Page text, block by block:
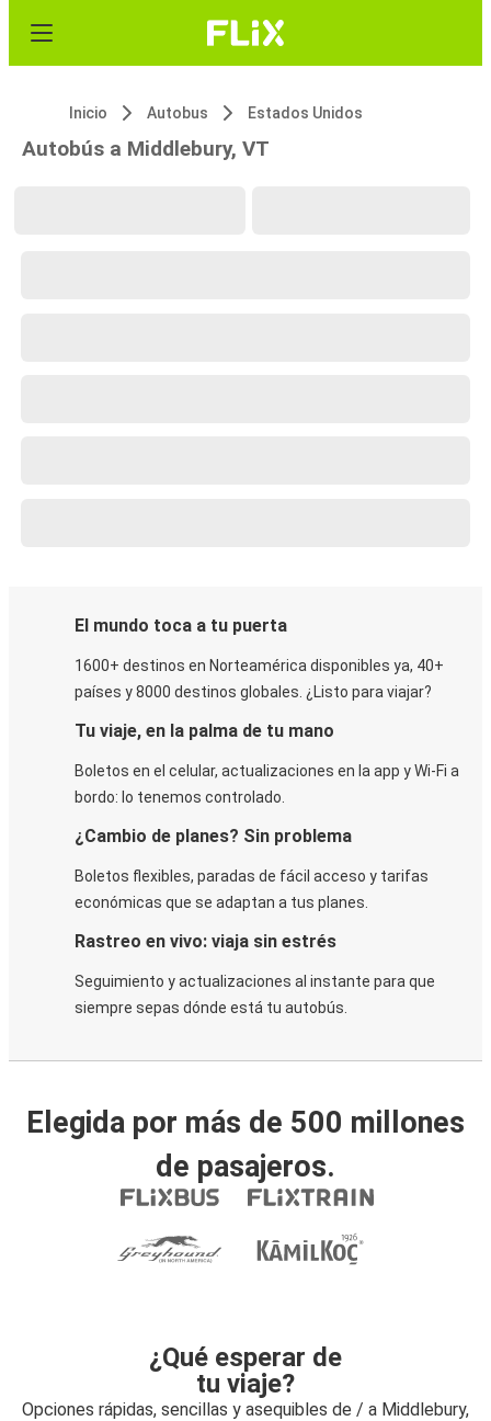
Inicio Autobus Estados Unidos
Autobús a Middlebury, VT
El mundo toca a tu puerta
1600+ destinos en Norteamérica disponibles ya, 40+
países y 8000 destinos globales. ¿Listo para viajar?
Tu viaje, en la palma de tu mano
Boletos en el celular, actualizaciones en la app y Wi-Fi a
bordo: lo tenemos controlado.
¿Cambio de planes? Sin problema
Boletos flexibles, paradas de fácil acceso y tarifas
económicas que se adaptan a tus planes.
Rastreo en vivo: viaja sin estrés
Seguimiento y actualizaciones al instante para que
siempre sepas dónde está tu autobús.
Elegida por más de 500 millones
de pasajeros.
¿Qué esperar de
tu viaje?
Opciones rápidas, sencillas y asequibles de / a Middlebury,